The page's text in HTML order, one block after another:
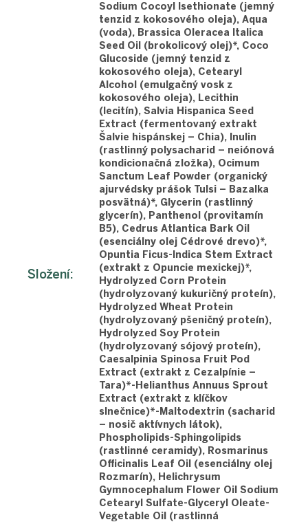
Složení:
Sodium Cocoyl Isethionate (jemný
tenzid z kokosového oleja), Aqua
(voda), Brassica Oleracea Italica
Seed Oil (brokolicový olej)*, Coco
Glucoside (jemný tenzid z
kokosového oleja), Cetearyl
Alcohol (emulgačný vosk z
kokosového oleja), Lecithin
(lecitín), Salvia Hispanica Seed
Extract (fermentovaný extrakt
Šalvie hispánskej – Chia), Inulin
(rastlinný polysacharid – neiónová
kondicionačná zložka), Ocimum
Sanctum Leaf Powder (organický
ajurvédsky prášok Tulsi – Bazalka
posvätná)*, Glycerin (rastlinný
glycerín), Panthenol (provitamín
B5), Cedrus Atlantica Bark Oil
(esenciálny olej Cédrové drevo)*,
Opuntia Ficus-Indica Stem Extract
(extrakt z Opuncie mexickej)*,
Hydrolyzed Corn Protein
(hydrolyzovaný kukuričný proteín),
Hydrolyzed Wheat Protein
(hydrolyzovaný pšeničný proteín),
Hydrolyzed Soy Protein
(hydrolyzovaný sójový proteín),
Caesalpinia Spinosa Fruit Pod
Extract (extrakt z Cezalpínie –
Tara)*-Helianthus Annuus Sprout
Extract (extrakt z klíčkov
slnečnice)*-Maltodextrin (sacharid
– nosič aktívnych látok),
Phospholipids-Sphingolipids
(rastlinné ceramidy), Rosmarinus
Officinalis Leaf Oil (esenciálny olej
Rozmarín), Helichrysum
Gymnocephalum Flower Oil Sodium
Cetearyl Sulfate-Glyceryl Oleate-
Vegetable Oil (rastlinná